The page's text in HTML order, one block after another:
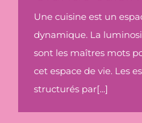
Une cuisine est un
dynamique. La
sont les maîtres mots
cet espace de vie. Les
structurés par[...]